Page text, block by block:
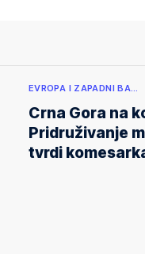
EVROPA I ZAPADNI BA…
Crna Gora na
Pridruživanje
tvrdi